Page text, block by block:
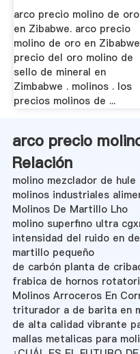
arco precio molino de oro
en Zibabwe. arco precio
molino de oro en
precio del oro molino de
sello de mineral en
Zimbabwe . molinos . los
precios molinos de ...
arco precio
Relación
molino mezclador de hule
molinos industriales
Molinos De Martillo Lho
molino superfino ultra
intensidad del ruido en
martillo pequeño
de carbón planta de
frabica de hornos
Molinos Arroceros En
triturador a de barita en
de alta calidad vibrante
mallas metalicas para